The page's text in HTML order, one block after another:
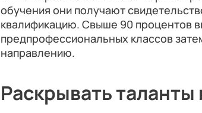
обучения они получают
квалификацию. Свыше 90 процентов
предпрофессиональных классов
направлению.
Раскрывать таланты